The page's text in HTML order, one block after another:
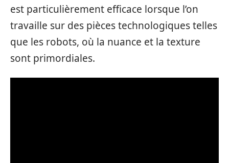
est particulièrement efficace lorsque l’on
travaille sur des pièces technologiques telles
que les robots, où la nuance et la texture
sont primordiales.